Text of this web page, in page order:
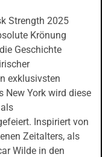
Strength 2025
Krönung
Geschichte
exklusivsten
New York wird diese
Inspiriert von
Zeitalters, als
Wilde in den